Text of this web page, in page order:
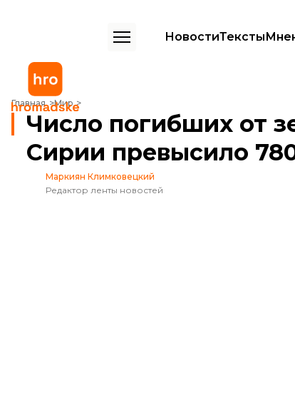
НовостиТексты
Главная Мир
Число погибших от землетрясения в Турции и Сирии
Число погибших от
Сирии превысило
Маркиян Климковецкий
Редактор ленты новостей